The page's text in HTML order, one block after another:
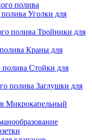
полива
Уголки для
Тройники для
Краны для
Стойки для
Заглушки для
Микрокапельный